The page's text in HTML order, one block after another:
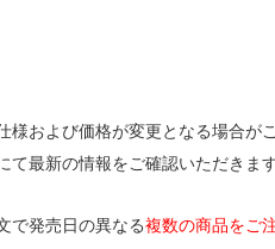
様および価格が変更となる場合が
て最新の情報をご確認いただきま
で発売日の異なる複数の商品をご